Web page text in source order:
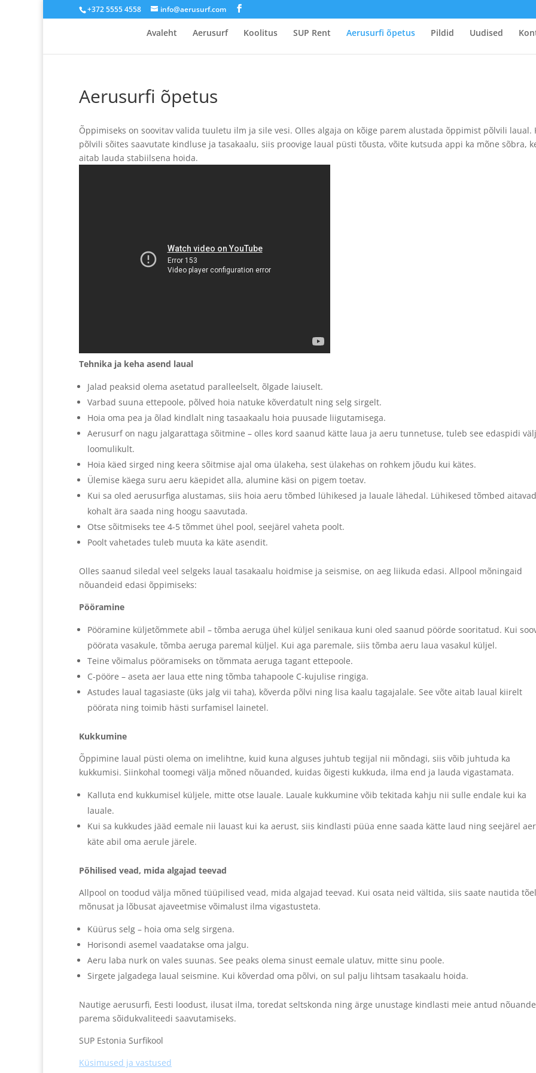
+372 5555 4558 info@aerusurf.com
Avaleht Aerusurf Koolitus SUP Rent Aerusurfi õpetus Pildid Uudised
Aerusurfi õpetus
Õppimiseks on soovitav valida tuuletu ilm ja sile vesi. Olles algaja on kõige parem alustada õppimist põlvili laual.
põlvili sõites saavutate kindluse ja tasakaalu, siis proovige laual püsti tõusta, võite kutsuda appi ka mõne sõbra,
aitab lauda stabiilsena hoida.
Tehnika ja keha asend laual
Jalad peaksid olema asetatud paralleelselt, õlgade laiuselt.
Varbad suuna ettepoole, põlved hoia natuke kõverdatult ning selg sirgelt.
Hoia oma pea ja õlad kindlalt ning tasaakaalu hoia puusade liigutamisega.
Aerusurf on nagu jalgarattaga sõitmine – olles kord saanud kätte laua ja aeru tunnetuse, tuleb see edaspidi
loomulikult.
Hoia käed sirged ning keera sõitmise ajal oma ülakeha, sest ülakehas on rohkem jõudu kui kätes.
Ülemise käega suru aeru käepidet alla, alumine käsi on pigem toetav.
Kui sa oled aerusurfiga alustamas, siis hoia aeru tõmbed lühikesed ja lauale lähedal. Lühikesed tõmbed aitavad
kohalt ära saada ning hoogu saavutada.
Otse sõitmiseks tee 4-5 tõmmet ühel pool, seejärel vaheta poolt.
Poolt vahetades tuleb muuta ka käte asendit.
Olles saanud siledal veel selgeks laual tasakaalu hoidmise ja seismise, on aeg liikuda edasi. Allpool mõningaid
nõuandeid edasi õppimiseks:
Pööramine
Pööramine küljetõmmete abil – tõmba aeruga ühel küljel senikaua kuni oled saanud pöörde sooritatud. Kui
pöörata vasakule, tõmba aeruga paremal küljel. Kui aga paremale, siis tõmba aeru laua vasakul küljel.
Teine võimalus pööramiseks on tõmmata aeruga tagant ettepoole.
C-pööre – aseta aer laua ette ning tõmba tahapoole C-kujulise ringiga.
Astudes laual tagasiaste (üks jalg vii taha), kõverda põlvi ning lisa kaalu tagajalale. See võte aitab laual kiirelt
pöörata ning toimib hästi surfamisel lainetel.
Kukkumine
Õppimine laual püsti olema on imelihtne, kuid kuna alguses juhtub tegijal nii mõndagi, siis võib juhtuda ka
kukkumisi. Siinkohal toomegi välja mõned nõuanded, kuidas õigesti kukkuda, ilma end ja lauda vigastamata.
Kalluta end kukkumisel küljele, mitte otse lauale. Lauale kukkumine võib tekitada kahju nii sulle endale kui ka
lauale.
Kui sa kukkudes jääd eemale nii lauast kui ka aerust, siis kindlasti püüa enne saada kätte laud ning seejärel
käte abil oma aerule järele.
Põhilised vead, mida algajad teevad
Allpool on toodud välja mõned tüüpilised vead, mida algajad teevad. Kui osata neid vältida, siis saate nautida
mõnusat ja lõbusat ajaveetmise võimalust ilma vigastusteta.
Küürus selg – hoia oma selg sirgena.
Horisondi asemel vaadatakse oma jalgu.
Aeru laba nurk on vales suunas. See peaks olema sinust eemale ulatuv, mitte sinu poole.
Sirgete jalgadega laual seismine. Kui kõverdad oma põlvi, on sul palju lihtsam tasakaalu hoida.
Nautige aerusurfi, Eesti loodust, ilusat ilma, toredat seltskonda ning ärge unustage kindlasti meie antud
parema sõidukvaliteedi saavutamiseks.
SUP Estonia Surfikool
Küsimused ja vastused